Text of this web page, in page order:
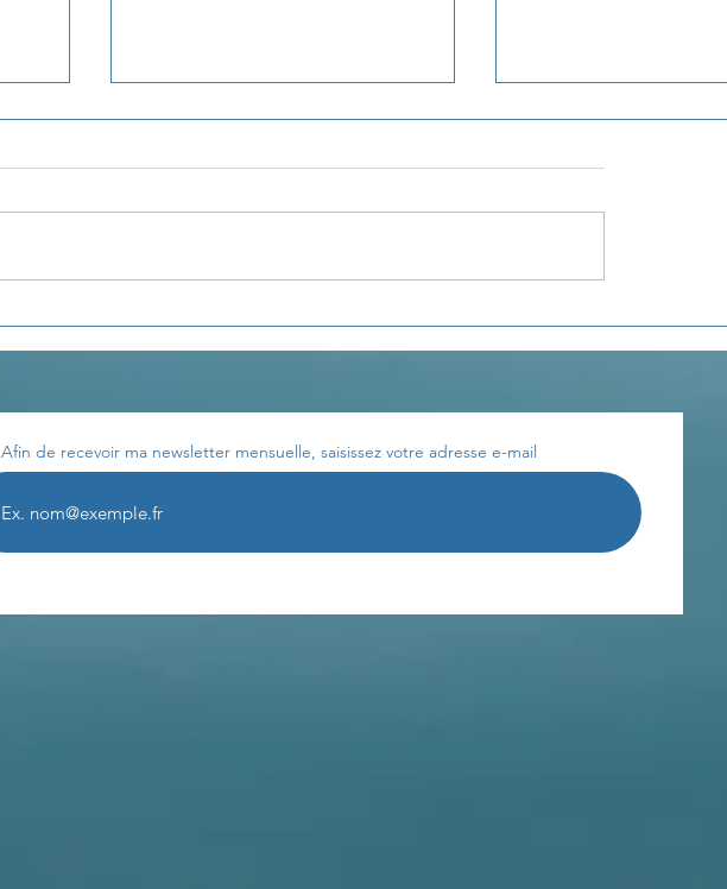
La pensée du jour... La pensée du jour...
Afin de recevoir ma newsletter mensuelle, saisissez votre adresse e-mail